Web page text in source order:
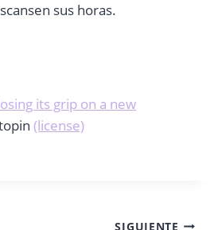
sus horas.
its grip on a new
(license)
SIGUIENTE